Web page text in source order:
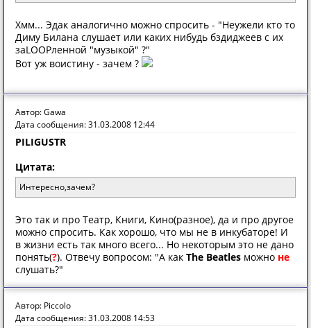
Хмм... Эдак аналогично можно спросить - "Неужели кто то
Диму Билана слушает или каких нибудь бздиджеев с их
заLOOPленной "музыкой" ?"
Вот уж воистину - зачем ?
Автор: Gawa
Дата сообщения: 31.03.2008 12:44
PILIGUSTR
Цитата:
Интересно,зачем?
Это так и про Театр, Книги, Кино(разное), да и про другое
можно спросить. Как хорошо, что мы не в инкубаторе! И
в жизни есть так много всего... Но некоторым это не дано
понять(?). Отвечу вопросом: "А как The Beatles можно не
слушать?"
Автор: Piccolo
Дата сообщения: 31.03.2008 14:53